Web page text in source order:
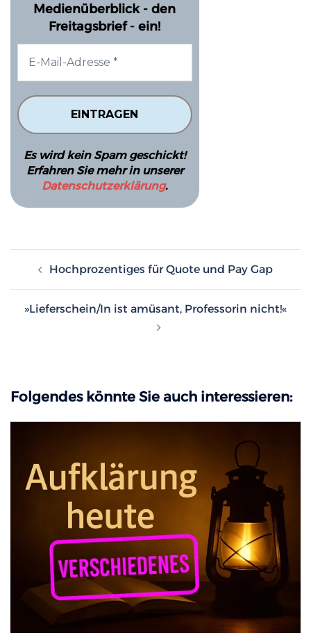
Medienüberblick - den
Freitagsbrief - ein!
Es wird kein Spam geschickt!
Erfahren Sie mehr in unserer
Datenschutzerklärung.
Hochprozentiges für Quote und Pay Gap
»Lieferschein/In ist amüsant, Professorin nicht!«
Folgendes könnte Sie auch interessieren: